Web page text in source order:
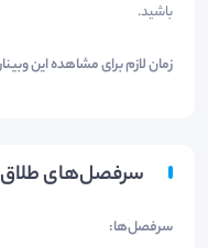
باشید.
زمان لازم برای مشاهده این وبینار: 120
سرفصل‌های طلاق
سرفصل‌ها: